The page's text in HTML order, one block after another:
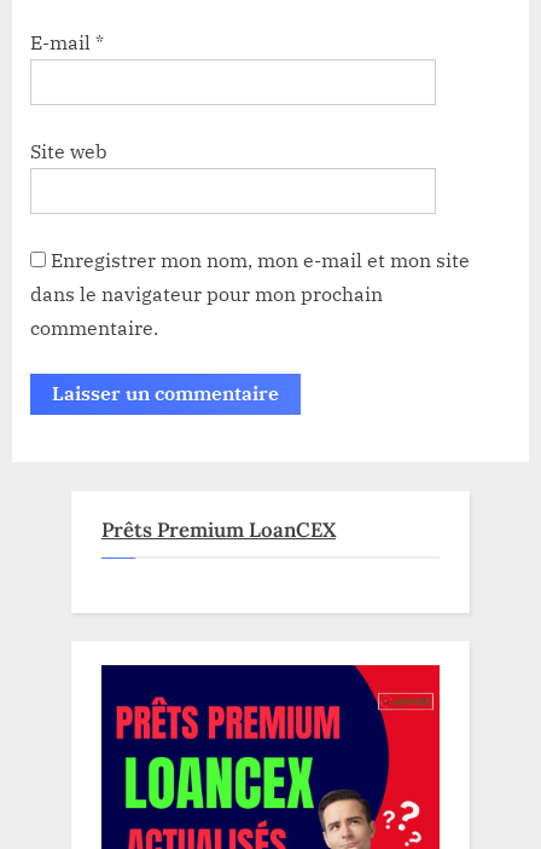
E-mail *
Site web
Enregistrer mon nom, mon e-mail et mon site
dans le navigateur pour mon prochain
commentaire.
Prêts Premium LoanCEX